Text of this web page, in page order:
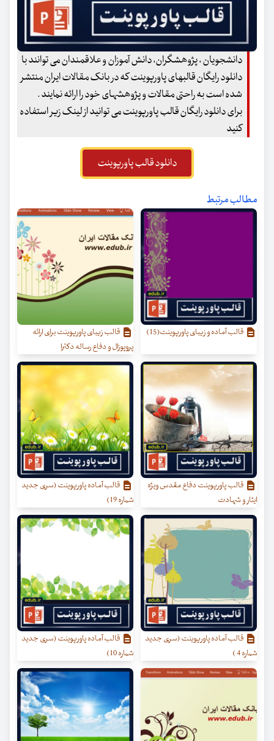
دانشجویان ، پژوهشگران، دانش آموزان و علاقمندان می توانند با
دانلود رایگان قالبهای پاورپوینت که در بانک مقالات ایران منتشر
شده است به راحتی مقالات و پژوهشهای خود را ارائه نمایند .
برای دانلود رایگان قالب پاورپوینت می توانید از لینک زیر استفاده
کنید
دانلود قالب پاورپوینت
مطالب مرتبط
قالب آماده و زیبای پاورپوینت(15)
قالب زیبای پاورپوینت برای ارائه
پروپوزال و دفاع رساله دکترا
قالب پاورپوینت دفاع مقدس ویژه
ایثار و شهادت
قالب آماده پاورپوینت (سری جدید
شماره 19)
قالب آماده پاورپوینت (سری جدید
شماره 4 )
قالب آماده پاورپوینت (سری جدید
شماره 10)